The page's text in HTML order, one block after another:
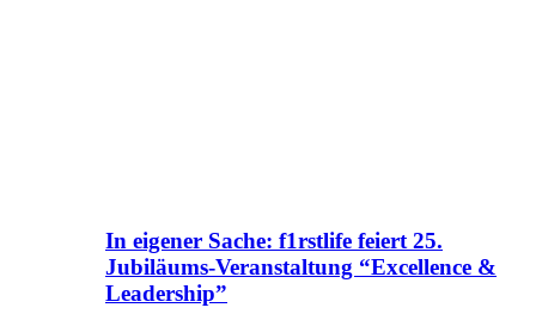
In eigener Sache: f1rstlife feiert 25.
Jubiläums-Veranstaltung “Excellence &
Leadership”